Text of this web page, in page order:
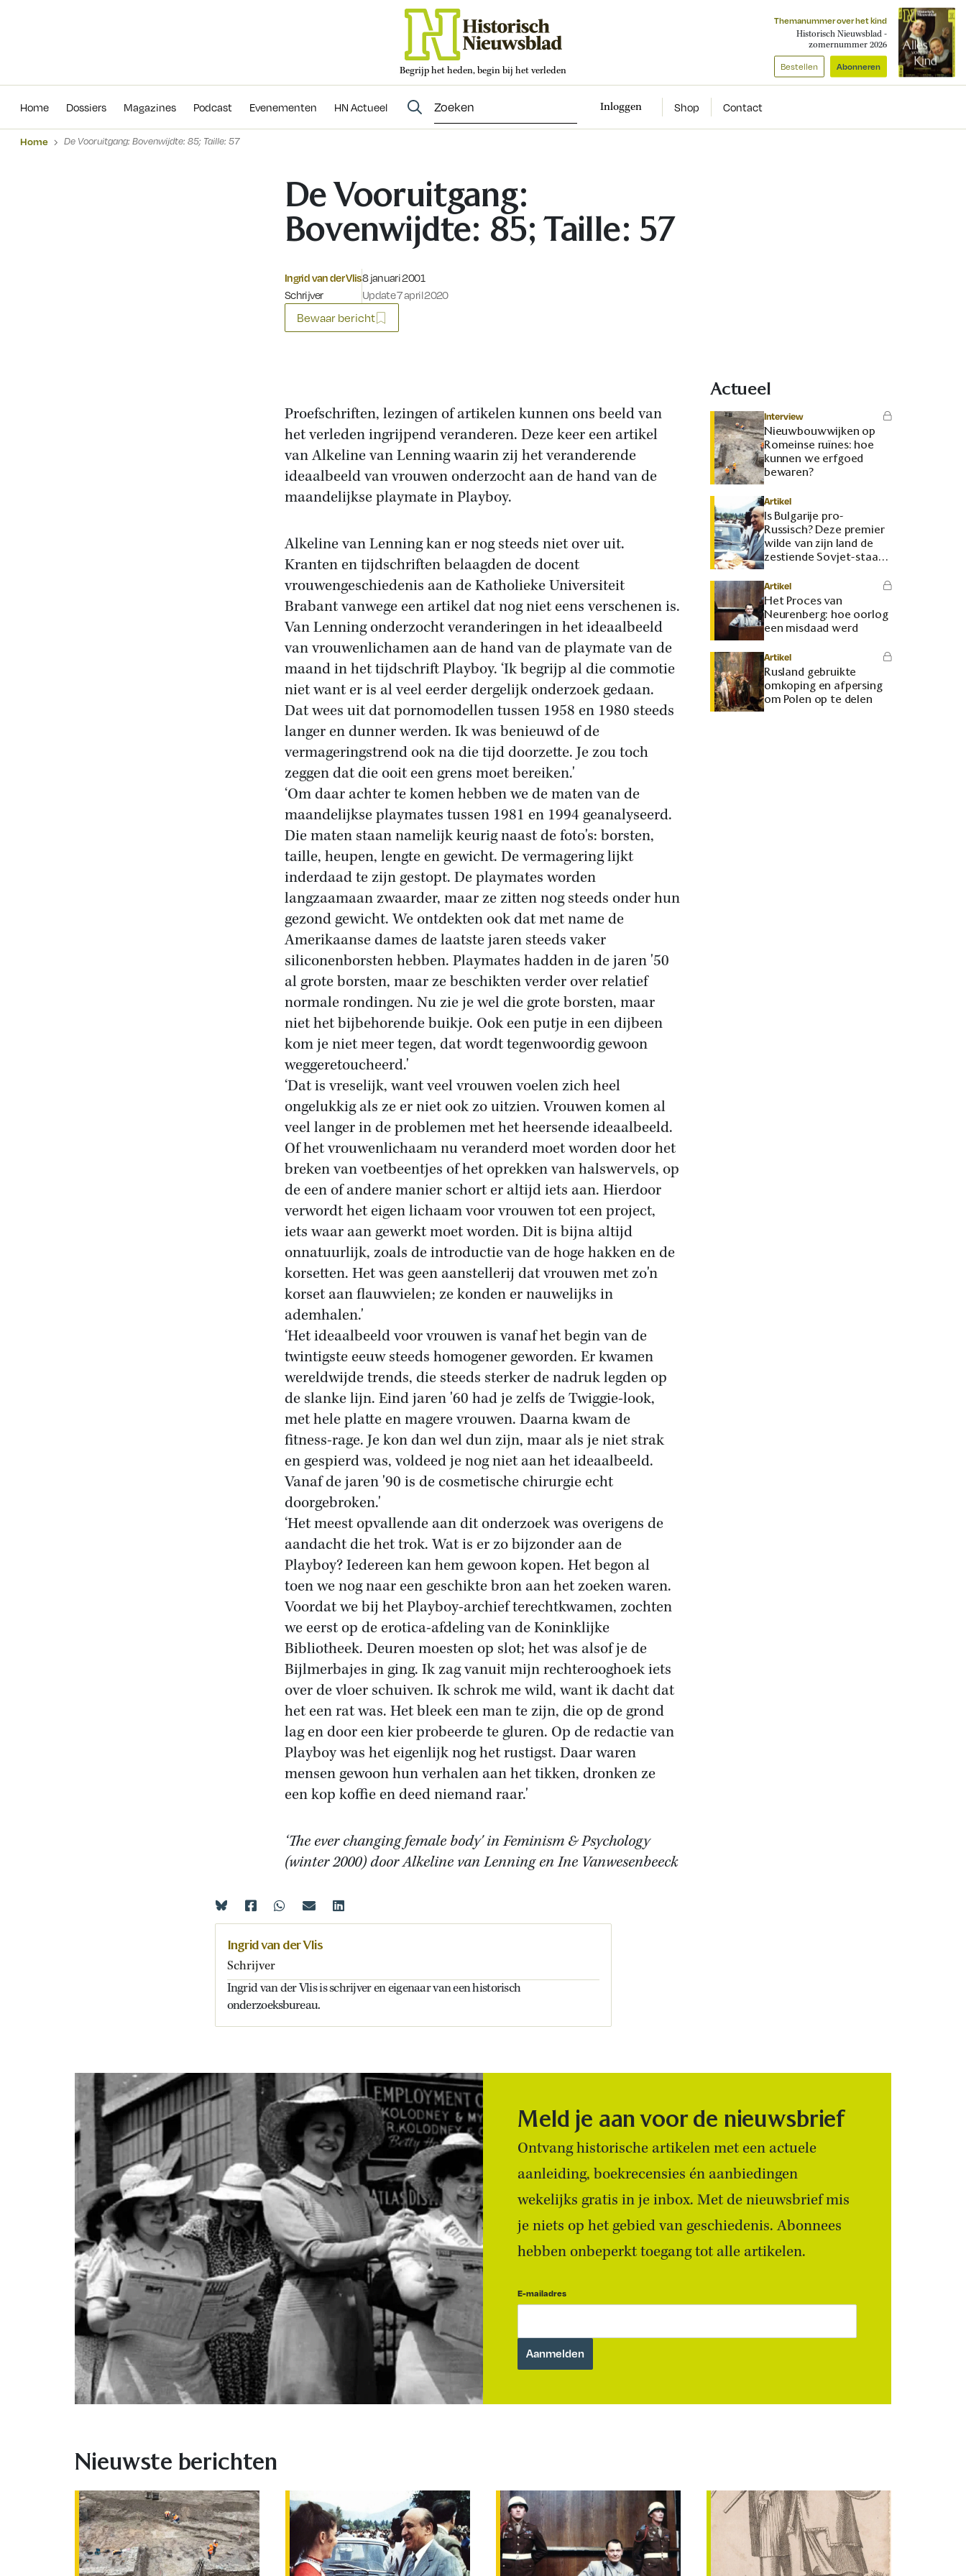
Begrijp het heden, begin bij het verleden
Themanummer over het kind
Historisch Nieuwsblad -
zomernummer 2026
Bestellen Abonneren
Home Dossiers Magazines Podcast Evenementen HN Actueel Inloggen Shop Contact
Evenementen
Home De Vooruitgang: Bovenwijdte: 85; Taille: 57
De Vooruitgang:
Bovenwijdte: 85; Taille: 57
Ingrid van der Vlis
Schrijver
Gepubliceerd op:
8 januari 2001
Update 7 april 2020
Bewaar bericht
Proefschriften, lezingen of artikelen kunnen ons beeld van
het verleden ingrijpend veranderen. Deze keer een artikel
van Alkeline van Lenning waarin zij het veranderende
ideaalbeeld van vrouwen onderzocht aan de hand van de
maandelijkse playmate in Playboy.
Alkeline van Lenning kan er nog steeds niet over uit.
Kranten en tijdschriften belaagden de docent
vrouwengeschiedenis aan de Katholieke Universiteit
Brabant vanwege een artikel dat nog niet eens verschenen is.
Van Lenning onderzocht veranderingen in het ideaalbeeld
van vrouwenlichamen aan de hand van de playmate van de
maand in het tijdschrift Playboy. ‘Ik begrijp al die commotie
niet want er is al veel eerder dergelijk onderzoek gedaan.
Dat wees uit dat pornomodellen tussen 1958 en 1980 steeds
langer en dunner werden. Ik was benieuwd of de
vermageringstrend ook na die tijd doorzette. Je zou toch
zeggen dat die ooit een grens moet bereiken.'
‘Om daar achter te komen hebben we de maten van de
maandelijkse playmates tussen 1981 en 1994 geanalyseerd.
Die maten staan namelijk keurig naast de foto's: borsten,
taille, heupen, lengte en gewicht. De vermagering lijkt
inderdaad te zijn gestopt. De playmates worden
langzaamaan zwaarder, maar ze zitten nog steeds onder hun
gezond gewicht. We ontdekten ook dat met name de
Amerikaanse dames de laatste jaren steeds vaker
siliconenborsten hebben. Playmates hadden in de jaren '50
al grote borsten, maar ze beschikten verder over relatief
normale rondingen. Nu zie je wel die grote borsten, maar
niet het bijbehorende buikje. Ook een putje in een dijbeen
kom je niet meer tegen, dat wordt tegenwoordig gewoon
weggeretoucheerd.'
‘Dat is vreselijk, want veel vrouwen voelen zich heel
ongelukkig als ze er niet ook zo uitzien. Vrouwen komen al
veel langer in de problemen met het heersende ideaalbeeld.
Of het vrouwenlichaam nu veranderd moet worden door het
breken van voetbeentjes of het oprekken van halswervels, op
de een of andere manier schort er altijd iets aan. Hierdoor
verwordt het eigen lichaam voor vrouwen tot een project,
iets waar aan gewerkt moet worden. Dit is bijna altijd
onnatuurlijk, zoals de introductie van de hoge hakken en de
korsetten. Het was geen aanstellerij dat vrouwen met zo'n
korset aan flauwvielen; ze konden er nauwelijks in
ademhalen.'
‘Het ideaalbeeld voor vrouwen is vanaf het begin van de
twintigste eeuw steeds homogener geworden. Er kwamen
wereldwijde trends, die steeds sterker de nadruk legden op
de slanke lijn. Eind jaren '60 had je zelfs de Twiggie-look,
met hele platte en magere vrouwen. Daarna kwam de
fitness-rage. Je kon dan wel dun zijn, maar als je niet strak
en gespierd was, voldeed je nog niet aan het ideaalbeeld.
Vanaf de jaren '90 is de cosmetische chirurgie echt
doorgebroken.'
‘Het meest opvallende aan dit onderzoek was overigens de
aandacht die het trok. Wat is er zo bijzonder aan de
Playboy? Iedereen kan hem gewoon kopen. Het begon al
toen we nog naar een geschikte bron aan het zoeken waren.
Voordat we bij het Playboy-archief terechtkwamen, zochten
we eerst op de erotica-afdeling van de Koninklijke
Bibliotheek. Deuren moesten op slot; het was alsof je de
Bijlmerbajes in ging. Ik zag vanuit mijn rechterooghoek iets
over de vloer schuiven. Ik schrok me wild, want ik dacht dat
het een rat was. Het bleek een man te zijn, die op de grond
lag en door een kier probeerde te gluren. Op de redactie van
Playboy was het eigenlijk nog het rustigst. Daar waren
mensen gewoon hun verhalen aan het tikken, dronken ze
een kop koffie en deed niemand raar.'
‘The ever changing female body' in Feminism & Psychology
(winter 2000) door Alkeline van Lenning en Ine Vanwesenbeeck
Actueel
Interview
Nieuwbouwwijken op
Romeinse ruïnes: hoe
kunnen we erfgoed
bewaren?
Artikel
Is Bulgarije pro-
Russisch? Deze premier
wilde van zijn land de
zestiende Sovjet-staat
maken
Artikel
Het Proces van
Neurenberg: hoe oorlog
een misdaad werd
Artikel
Rusland gebruikte
omkoping en afpersing
om Polen op te delen
Ingrid van der Vlis
Schrijver
Ingrid van der Vlis is schrijver en eigenaar van een historisch
onderzoeksbureau.
Meld je aan voor de nieuwsbrief
Ontvang historische artikelen met een actuele
aanleiding, boekrecensies én aanbiedingen
wekelijks gratis in je inbox. Met de nieuwsbrief mis
je niets op het gebied van geschiedenis. Abonnees
hebben onbeperkt toegang tot alle artikelen.
E-mailadres
Nieuwste berichten